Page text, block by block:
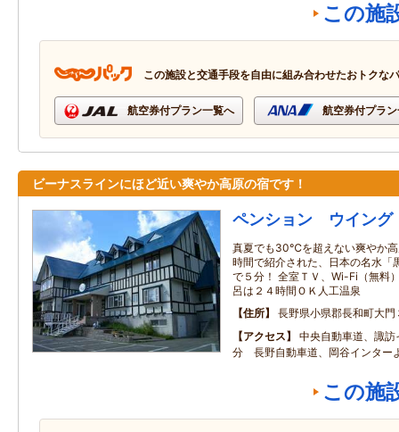
この施
この施設と交通手段を自由に組み合わせたおトクな
航空券付プラン一覧へ 航空券付プラ
ビーナスラインにほど近い爽やか高原の宿です！
ペンション ウイング
真夏でも30℃を超えない爽やか
時間で紹介された、日本の名水「
で５分！ 全室ＴＶ、Wi-Fi（無料
呂は２４時間ＯＫ人工温泉
住所
長野県小県郡長和町大門
アクセス
中央自動車道、諏
分 長野自動車道、岡谷インター
この施